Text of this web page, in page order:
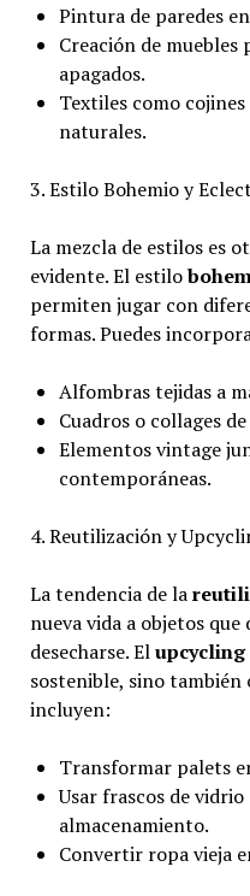
Pintura de paredes
Creación de
apagados.
Textiles como
naturales.
3. Estilo Bohemio y
La mezcla de estilos es
evidente. El estilo
permiten jugar con
formas. Puedes
Alfombras tejidas a
Cuadros o collages
Elementos vintage
contemporáneas.
4. Reutilización y
La tendencia de la
nueva vida a objetos
desecharse. Elupcycling
sostenible, sino también
incluyen:
Transformar palets
Usar frascos de
almacenamiento.
Convertir ropa vieja